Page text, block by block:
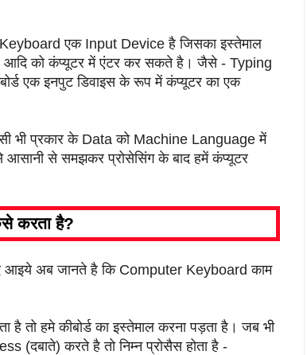
एक Input Device है जिसका इस्तेमाल
को कंप्यूटर में एंटर कर सकते है। जैसे - Typing
एक इनपुट डिवाइस के रूप में कंप्यूटर का एक
भी प्रकार के Data को Machine Language में
आसानी से समझकर प्रोसेसिंग के बाद हमें कंप्यूटर
करता है?
आइये अब जानते है कि Computer Keyboard काम
है तो हमे कीबोर्ड का इस्तेमाल करना पड़ता है। जब भी
(दबाते) करते है तो निम्न प्रोसैस होता है -